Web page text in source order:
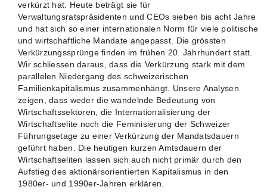
verkürzt hat. Heute beträgt sie für
Verwaltungsratspräsidenten und CEOs sieben bis acht Jahre
und hat sich so einer internationalen Norm für viele politische
und wirtschaftliche Mandate angepasst. Die grössten
Verkürzungssprünge finden im frühen 20. Jahrhundert statt.
Wir schliessen daraus, dass die Verkürzung stark mit dem
parallelen Niedergang des schweizerischen
Familienkapitalismus zusammenhängt. Unsere Analysen
zeigen, dass weder die wandelnde Bedeutung von
Wirtschaftssektoren, die Internationalisierung der
Wirtschaftselite noch die Feminisierung der Schweizer
Führungsetage zu einer Verkürzung der Mandatsdauern
geführt haben. Die heutigen kurzen Amtsdauern der
Wirtschaftseliten lassen sich auch nicht primär durch den
Aufstieg des aktionärsorientierten Kapitalismus in den
1980er- und 1990er-Jahren erklären.